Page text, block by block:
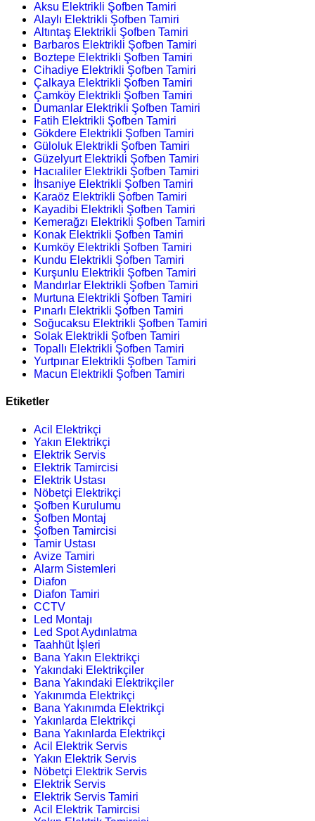
Aksu Elektrikli Şofben Tamiri
Alaylı Elektrikli Şofben Tamiri
Altıntaş Elektrikli Şofben Tamiri
Barbaros Elektrikli Şofben Tamiri
Boztepe Elektrikli Şofben Tamiri
Cihadiye Elektrikli Şofben Tamiri
Çalkaya Elektrikli Şofben Tamiri
Çamköy Elektrikli Şofben Tamiri
Dumanlar Elektrikli Şofben Tamiri
Fatih Elektrikli Şofben Tamiri
Gökdere Elektrikli Şofben Tamiri
Güloluk Elektrikli Şofben Tamiri
Güzelyurt Elektrikli Şofben Tamiri
Hacıaliler Elektrikli Şofben Tamiri
İhsaniye Elektrikli Şofben Tamiri
Karaöz Elektrikli Şofben Tamiri
Kayadibi Elektrikli Şofben Tamiri
Kemerağzı Elektrikli Şofben Tamiri
Konak Elektrikli Şofben Tamiri
Kumköy Elektrikli Şofben Tamiri
Kundu Elektrikli Şofben Tamiri
Kurşunlu Elektrikli Şofben Tamiri
Mandırlar Elektrikli Şofben Tamiri
Murtuna Elektrikli Şofben Tamiri
Pınarlı Elektrikli Şofben Tamiri
Soğucaksu Elektrikli Şofben Tamiri
Solak Elektrikli Şofben Tamiri
Topallı Elektrikli Şofben Tamiri
Yurtpınar Elektrikli Şofben Tamiri
Macun Elektrikli Şofben Tamiri
Etiketler
Acil Elektrikçi
Yakın Elektrikçi
Elektrik Servis
Elektrik Tamircisi
Elektrik Ustası
Nöbetçi Elektrikçi
Şofben Kurulumu
Şofben Montaj
Şofben Tamircisi
Tamir Ustası
Avize Tamiri
Alarm Sistemleri
Diafon
Diafon Tamiri
CCTV
Led Montajı
Led Spot Aydınlatma
Taahhüt İşleri
Bana Yakın Elektrikçi
Yakındaki Elektrikçiler
Bana Yakındaki Elektrikçiler
Yakınımda Elektrikçi
Bana Yakınımda Elektrikçi
Yakınlarda Elektrikçi
Bana Yakınlarda Elektrikçi
Acil Elektrik Servis
Yakın Elektrik Servis
Nöbetçi Elektrik Servis
Elektrik Servis
Elektrik Servis Tamiri
Acil Elektrik Tamircisi